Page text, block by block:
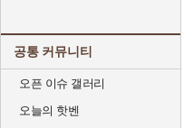
공통 커뮤니티
오픈 이슈 갤러리
오늘의 핫벤